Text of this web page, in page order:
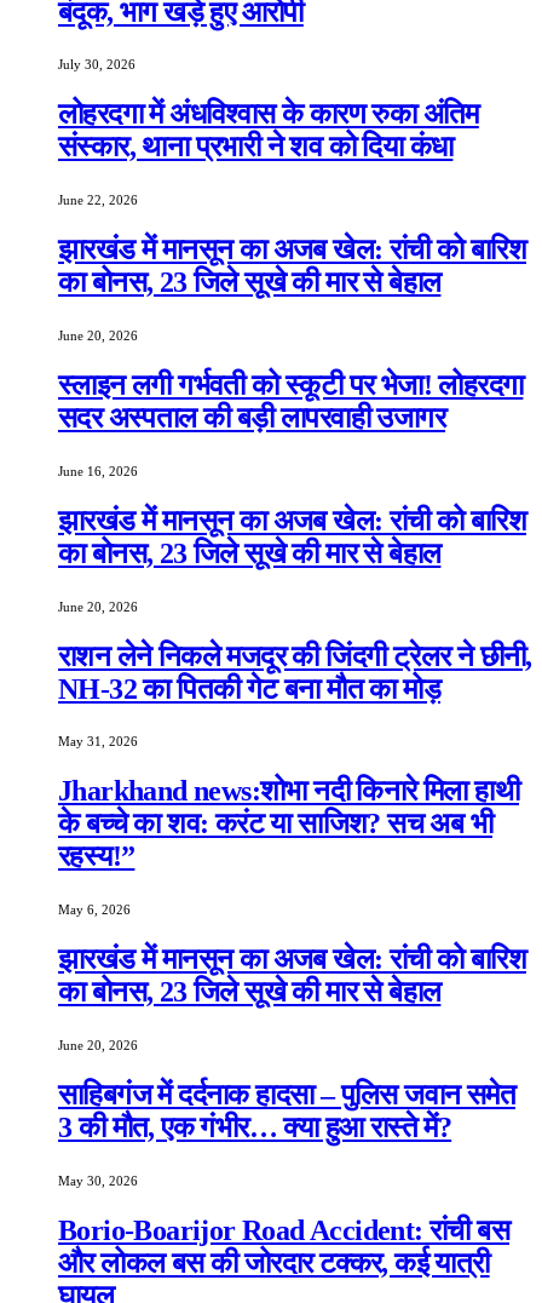
बंदूक, भाग खड़े हुए आरोपी
July 30, 2026
लोहरदगा में अंधविश्वास के कारण रुका अंतिम
संस्कार, थाना प्रभारी ने शव को दिया कंधा
June 22, 2026
झारखंड में मानसून का अजब खेल: रांची को बारिश
का बोनस, 23 जिले सूखे की मार से बेहाल
June 20, 2026
स्लाइन लगी गर्भवती को स्कूटी पर भेजा! लोहरदगा
सदर अस्पताल की बड़ी लापरवाही उजागर
June 16, 2026
झारखंड में मानसून का अजब खेल: रांची को बारिश
का बोनस, 23 जिले सूखे की मार से बेहाल
June 20, 2026
राशन लेने निकले मजदूर की जिंदगी ट्रेलर ने छीनी,
NH-32 का पितकी गेट बना मौत का मोड़
May 31, 2026
Jharkhand news:शोभा नदी किनारे मिला हाथी
के बच्चे का शव: करंट या साजिश? सच अब भी
रहस्य!”
May 6, 2026
झारखंड में मानसून का अजब खेल: रांची को बारिश
का बोनस, 23 जिले सूखे की मार से बेहाल
June 20, 2026
साहिबगंज में दर्दनाक हादसा – पुलिस जवान समेत
3 की मौत, एक गंभीर… क्या हुआ रास्ते में?
May 30, 2026
Borio-Boarijor Road Accident: रांची बस
और लोकल बस की जोरदार टक्कर, कई यात्री
घायल